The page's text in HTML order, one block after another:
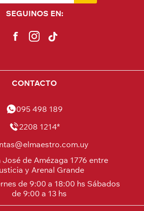
SEGUINOS EN:
CONTACTO
095 498 189
2208 1214*
José de Amézaga 1776 entre
y Arenal Grande
de 9:00 a 18:00 hs Sábados
de 9:00 a 13 hs